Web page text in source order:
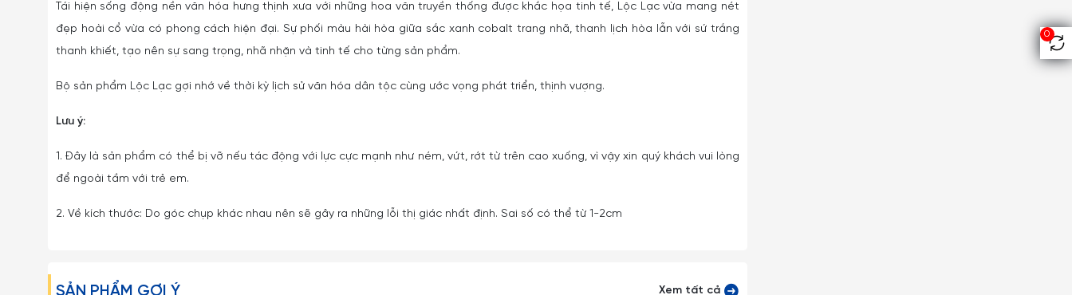
0
Tái hiện sống động nền văn hóa hưng thịnh xưa với những hoa văn truyền thống được khắc họa tinh tế, Lộc Lạc vừa mang nét
đẹp hoài cổ vừa có phong cách hiện đại. Sự phối màu hài hòa giữa sắc xanh cobalt trang nhã, thanh lịch hòa lẫn với sứ trắng
thanh khiết, tạo nên sự sang trọng, nhã nhặn và tinh tế cho từng sản phẩm.
Bộ sản phẩm Lộc Lạc gợi nhớ về thời kỳ lịch sử văn hóa dân tộc cùng ước vọng phát triển, thịnh vượng.
Lưu ý:
1. Đây là sản phẩm có thể bị vỡ nếu tác động với lực cực mạnh như ném, vứt, rớt từ trên cao xuống, vì vậy xin quý khách vui lòng
để ngoài tầm với trẻ em.
2. Về kích thước: Do góc chụp khác nhau nên sẽ gây ra những lỗi thị giác nhất định. Sai số có thể từ 1-2cm
Xem tất cả